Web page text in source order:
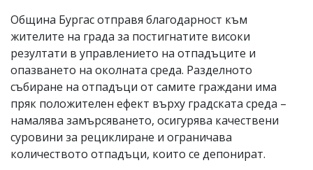
тях!
откриете
обиден
за
коментар,
моля
сигнализирайте
Община Бургас отправя благодарност към
жителите на града за постигнатите високи
резултати в управлението на отпадъците и
опазването на околната среда. Разделното
събиране на отпадъци от самите граждани има
пряк положителен ефект върху градската среда –
намалява замърсяването, осигурява качествени
суровини за рециклиране и ограничава
количеството отпадъци, които се депонират.